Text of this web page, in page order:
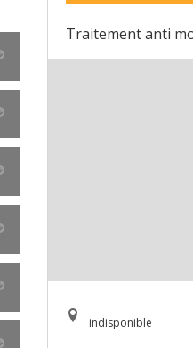
Traitement anti
indisponible